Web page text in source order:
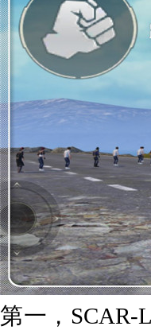
第一，